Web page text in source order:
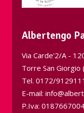
Albertengo
Via Carde'2/A -
Torre San Giorgio
Tel. 0172/9129111
E-mail:
P.Iva: